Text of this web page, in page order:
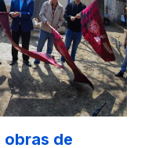
obras de